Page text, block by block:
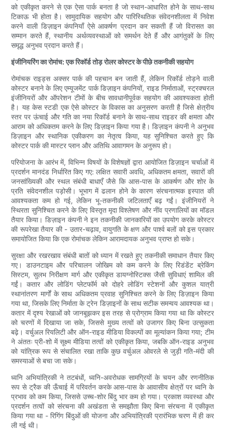
को एकीकृत करने से एक ऐसा पार्क बनता है जो स्थान-आधारित होने के साथ-साथ
टिकाऊ भी होता है। सामुदायिक सहयोग और पारिस्थितिक संवेदनशीलता में निवेश
करने वाली डिज़ाइन कंपनियाँ ऐसे आकर्षण प्रदान कर सकती हैं जो विरासत का
सम्मान करते हैं, स्थानीय अर्थव्यवस्थाओं को समर्थन देते हैं और आगंतुकों के लिए
समृद्ध अनुभव प्रदान करते हैं।
इंजीनियरिंग का रोमांच: एक रिकॉर्ड तोड़ रोलर कोस्टर के पीछे तकनीकी सहयोग
रोमांचक राइड्स अक्सर पार्क की पहचान बन जाती हैं, लेकिन रिकॉर्ड तोड़ने वाली
कोस्टर बनाने के लिए एम्यूजमेंट पार्क डिज़ाइन कंपनियों, राइड निर्माताओं, स्ट्रक्चरल
इंजीनियरों और ऑपरेशन टीमों के बीच सावधानीपूर्वक सहयोग की आवश्यकता होती
है। यह केस स्टडी एक ऐसे कोस्टर के विकास का अनुसरण करती है जिसे क्षेत्रीय
स्तर पर ऊंचाई और गति का नया रिकॉर्ड बनाने के साथ-साथ राइडर की क्षमता और
आराम को अधिकतम करने के लिए डिज़ाइन किया गया है। डिज़ाइन कंपनी ने अनुभव
डिज़ाइन और स्थानिक एकीकरण का नेतृत्व किया, यह सुनिश्चित करते हुए कि
कोस्टर पार्क की मास्टर प्लान और अतिथि आवागमन के अनुरूप हो।
परियोजना के आरंभ में, विभिन्न विषयों के विशेषज्ञों द्वारा आयोजित डिज़ाइन चर्चाओं में
प्रदर्शन मानदंड निर्धारित किए गए: लक्षित सवारी अवधि, अधिकतम क्षमता, सवारों की
जनसांख्यिकी और स्थल संबंधी बाधाएँ जैसे कि आस-पास के आकर्षण और शोर के
प्रति संवेदनशील पड़ोसी। भूभाग में ढलान होने के कारण संरचनात्मक इस्पात की
आवश्यकता कम हो गई, लेकिन भू-तकनीकी जटिलताएँ बढ़ गईं। इंजीनियरों ने
स्थिरता सुनिश्चित करने के लिए विस्तृत मृदा विश्लेषण और नींव प्रणालियों का मॉडल
तैयार किया। डिज़ाइन कंपनी ने इन तकनीकी जानकारियों का उपयोग करके कोस्टर
की रूपरेखा तैयार की - उतार-चढ़ाव, वायुगति के क्षण और पार्श्व बलों को इस प्रकार
समायोजित किया कि एक रोमांचक लेकिन आरामदायक अनुभव प्राप्त हो सके।
सुरक्षा और रखरखाव संबंधी बातों को ध्यान में रखते हुए तकनीकी समाधान तैयार किए
गए। डाउनटाइम और परिचालन जोखिम को कम करने के लिए रिडंडेंट ब्रेकिंग
सिस्टम, सुलभ निरीक्षण मार्ग और एकीकृत डायग्नोस्टिक्स जैसी सुविधाएं शामिल की
गईं। कतार और लोडिंग प्लेटफॉर्म को दोहरे लोडिंग स्टेशनों और कुशल यात्री
स्थानांतरण मार्गों के साथ अधिकतम प्रवाह सुनिश्चित करने के लिए डिज़ाइन किया
गया था, जिसके लिए निर्माता के ट्रेन डिज़ाइनों के साथ सटीक समन्वय आवश्यक था।
कतार में दृश्य रेखाओं को जानबूझकर इस तरह से प्रोग्राम किया गया था कि कोस्टर
को चरणों में दिखाया जा सके, जिससे मुख्य तत्वों को उजागर किए बिना उत्सुकता
बढ़े। वर्चुअल रियलिटी और ऑन-राइड मीडिया विकल्पों का मूल्यांकन किया गया; टीम
ने अंततः प्री-शो में सूक्ष्म मीडिया तत्वों को एकीकृत किया, जबकि ऑन-राइड अनुभव
को यांत्रिक रूप से संचालित रखा ताकि कुछ वर्चुअल ओवरले से जुड़ी गति-मंदी की
समस्याओं से बचा जा सके।
ध्वनि अभियांत्रिकी ने तटबंधों, ध्वनि-अवरोधक सामग्रियों के चयन और रणनीतिक
रूप से ट्रैक की ऊँचाई में परिवर्तन करके आस-पास के आवासीय क्षेत्रों पर ध्वनि के
प्रभाव को कम किया, जिससे उच्च-शोर बिंदु भार कम हो गया। प्रकाश व्यवस्था और
प्रदर्शन तत्वों को संरचना की अखंडता से समझौता किए बिना संरचना में एकीकृत
किया गया था - रिगिंग बिंदुओं की योजना और अभियांत्रिकी प्रारंभिक चरण में ही कर
ली गई थी।